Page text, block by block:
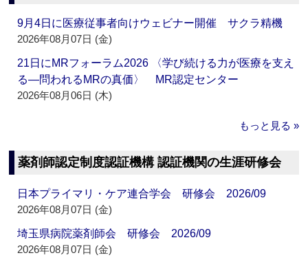
9月4日に医療従事者向けウェビナー開催 サクラ精機
2026年08月07日 (金)
21日にMRフォーラム2026 〈学び続ける力が医療を支え
る―問われるMRの真価〉 MR認定センター
2026年08月06日 (木)
もっと見る »
薬剤師認定制度認証機構 認証機関の生涯研修会
日本プライマリ・ケア連合学会 研修会 2026/09
2026年08月07日 (金)
埼玉県病院薬剤師会 研修会 2026/09
2026年08月07日 (金)